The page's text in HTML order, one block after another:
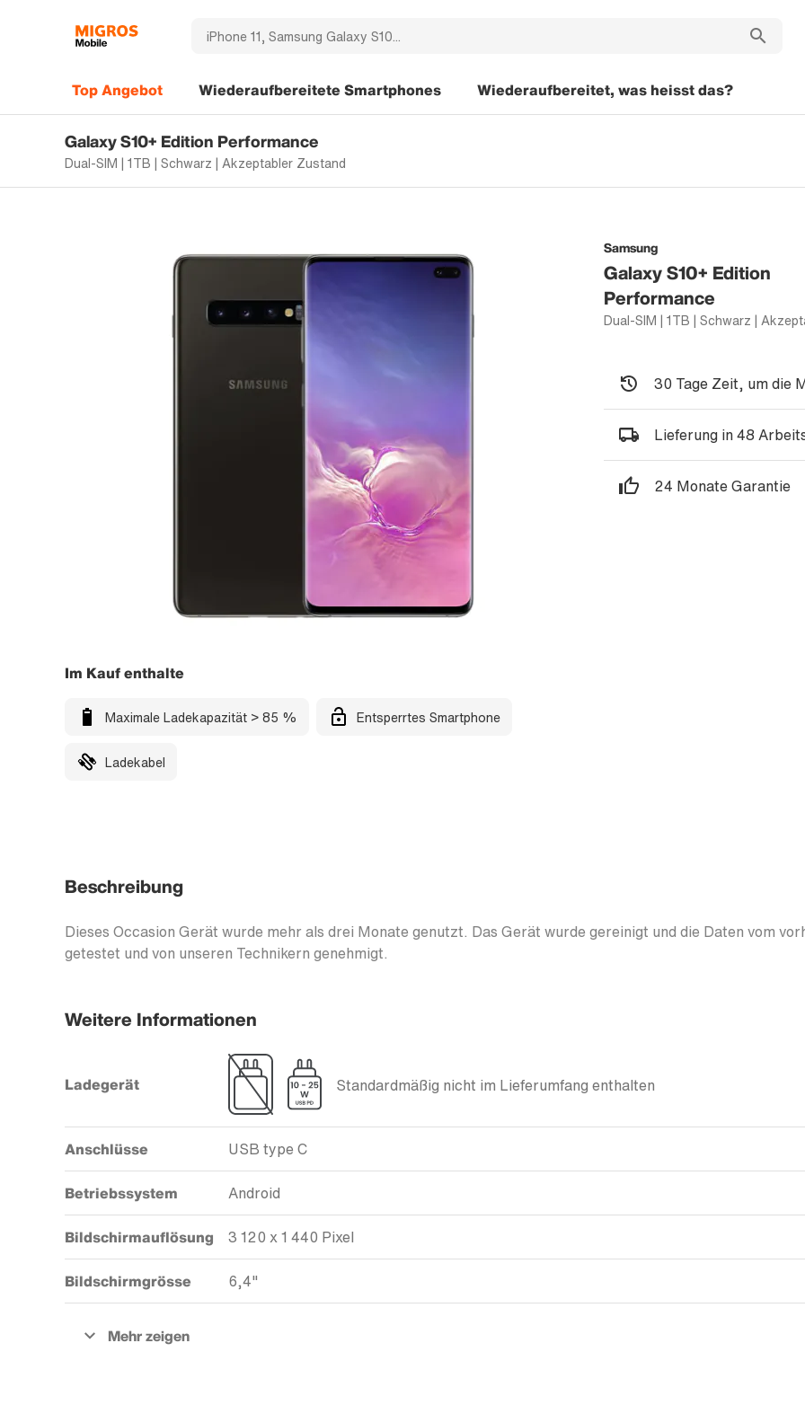
Top Angebot Wiederaufbereitete Smartphones Wiederaufbereitet, was heisst das?
Galaxy S10+ Edition Performance
Dual-SIM | 1TB | Schwarz | Akzeptabler Zustand
Samsung
Galaxy S10+ Edition
Performance
Im Kauf enthalte
Maximale Ladekapazität > 85 % Entsperrtes Smartphone
Ladekabel
30 Tage Zeit, um die
Lieferung in 48
24 Monate Garantie
Beschreibung
Dieses Occasion Gerät wurde mehr als drei Monate genutzt. Das Gerät wurde gereinigt und die Daten vom
getestet und von unseren Technikern genehmigt.
Weitere Informationen
Ladegerät Standardmäßig nicht im Lieferumfang enthalten
Anschlüsse USB type C
Betriebssystem Android
Bildschirmauflösung 3 120 x 1 440 Pixel
Bildschirmgrösse 6,4"